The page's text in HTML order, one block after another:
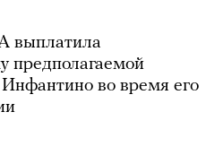
выплатила
предполагаемой
во время его